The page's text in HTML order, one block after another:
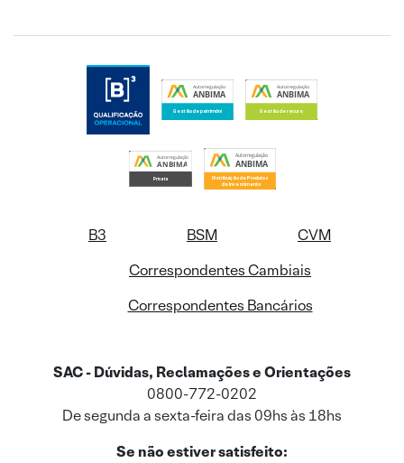
B3 BSM
CVM
Correspondentes Cambiais
Correspondentes Bancários
SAC - Dúvidas, Reclamações e Orientações
0800-772-0202
De segunda a sexta-feira das 09hs às 18hs
Se não estiver satisfeito: